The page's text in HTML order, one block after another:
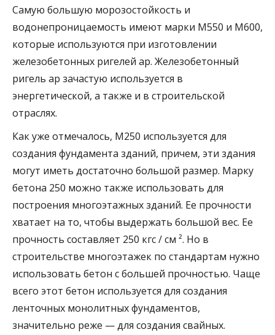
Самую большую морозостойкость и
водонепроницаемость имеют марки М550 и М600,
которые используются при изготовлении
железобетонных ригелей ар. Железобетонный
ригель ар зачастую используется в
энергетической, а также и в строительской
отраслях.
Как уже отмечалось, М250 используется для
создания фундамента зданий, причем, эти здания
могут иметь достаточно большой размер. Марку
бетона 250 можно также использовать для
построения многоэтажных зданий. Ее прочности
хватает на то, чтобы выдержать большой вес. Ее
прочность составляет 250 кгс / см ². Но в
строительстве многоэтажек по стандартам нужно
использовать бетон с большей прочностью. Чаще
всего этот бетон используется для создания
ленточных монолитных фундаментов,
значительно реже — для создания свайных.